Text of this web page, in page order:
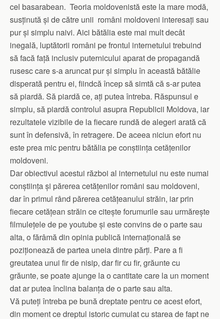
cel basarabean. Teoria moldovenistă este la mare modă,
susținută și de către unii români moldoveni interesați sau
pur și simplu naivi. Aici bătălia este mai mult decât
inegală, luptătorii români pe frontul internetului trebuind
să facă față inclusiv puternicului aparat de propagandă
rusesc care s-a aruncat pur și simplu în această bătălie
disperată pentru ei, fiindcă încep să simtă că s-ar putea
să piardă. Să piardă ce, ați putea întreba. Răspunsul e
simplu, să piardă controlul asupra Republicii Moldova, iar
rezultatele vizibile de la fiecare rundă de alegeri arată că
sunt în defensivă, în retragere. De aceea niciun efort nu
este prea mic pentru bătălia pe conștiința cetățenilor
moldoveni.
Dar obiectivul acestui război al internetului nu este numai
conștiința și părerea cetățenilor români sau moldoveni,
dar în primul rând părerea cetățeanului străin, iar prin
fiecare cetățean străin ce citește forumurile sau urmărește
filmulețele de pe youtube și este convins de o parte sau
alta, o fărâmă din opinia publică internațională se
poziționează de partea uneia dintre părți. Pare a fi
greutatea unui fir de nisip, dar fir cu fir, grăunte cu
grăunte, se poate ajunge la o cantitate care la un moment
dat ar putea înclina balanța de o parte sau alta.
Vă puteți întreba pe bună dreptate pentru ce acest efort,
din moment ce dreptul istoric cumulat cu starea de fapt ne